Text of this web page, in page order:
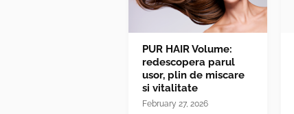
PUR HAIR Volume:
redescopera parul
usor, plin de miscare
si vitalitate
February 27, 2026